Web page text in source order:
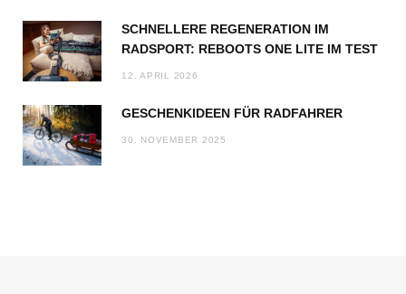
SCHNELLERE REGENERATION IM
RADSPORT: REBOOTS ONE LITE IM TEST
12. APRIL 2026
GESCHENKIDEEN FÜR RADFAHRER
30. NOVEMBER 2025